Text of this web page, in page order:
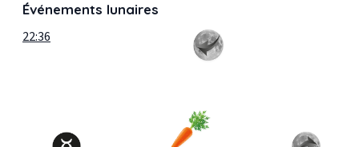
Événements lunaires
22:36